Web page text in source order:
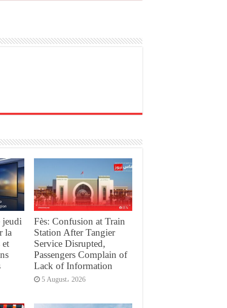
jeudi
la
et
Fès: Confusion at Train
Station After Tangier
Service Disrupted,
Passengers Complain of
Lack of Information
5 August، 2026